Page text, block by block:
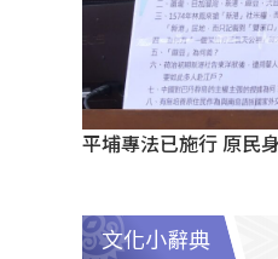
平埔專法已施行 原民
文化小辭典